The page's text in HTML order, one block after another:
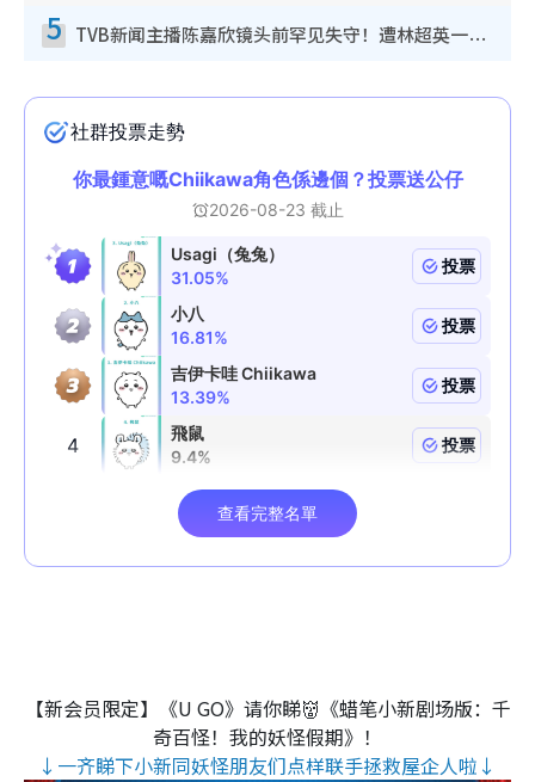
5 TVB新闻主播陈嘉欣镜头前罕见失守！遭林超英一句话突袭吓坏当场大笑
【新会员限定】《U GO》请你睇👹《蜡笔小新剧场版：千
奇百怪！我的妖怪假期》！
↓一齐睇下小新同妖怪朋友们点样联手拯救屋企人啦↓